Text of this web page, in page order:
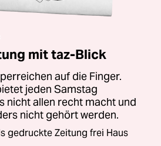
mit taz-Blick
auf die Finger.
jeden Samstag
nicht allen recht macht und
nicht gehört werden.
gedruckte Zeitung frei Haus